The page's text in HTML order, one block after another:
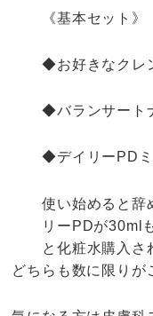
《基本セット》
◆お好きなクレ
◆バランサート
◆デイリーPD
使い始めると辞
リーPDが30ml
と化粧水購入さ
どちらも数に限りが